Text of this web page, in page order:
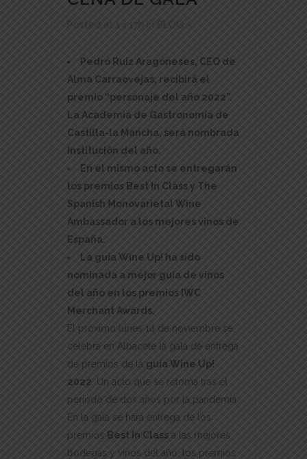
Posted at 14:17h in BLOG
Pedro Ruiz Aragoneses, CEO de
Alma Carraovejas, recibirá el
premio “personaje del año 2022”.
La Academia de Gastronomía de
Castilla-la Mancha, será nombrada
Institución del año.
En el mismo acto se entregarán
los premios Best In Class y The
Spanish Monovarietal Wine
Ambassador a los mejores vinos de
España.
La guía Wine Up! ha sido
nominada a mejor guía de vinos
del año en los premios IWC
Merchant Awards.
El próximo lunes 14 de noviembre se
celebra en Albacete la gala de entrega
de premios de la guía Wine Up!
2022 . Un acto que se retoma tras el
periodo de dos años por la pandemia.
En la gala se hará entrega de los
premios Best In Class a las mejores
bodegas y vinos del año, los premios